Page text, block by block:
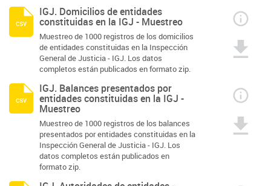
IGJ. Domicilios de entidades
constituidas en la IGJ - Muestreo
Muestreo de 1000 registros de los domicilios
de entidades constituidas en la Inspección
General de Justicia - IGJ. Los datos
completos están publicados en formato zip.
csv
IGJ. Balances presentados por
entidades constituidas en la IGJ -
Muestreo
Muestreo de 1000 registros de los balances
presentados por entidades constituidas en la
Inspección General de Justicia - IGJ. Los
datos completos están publicados en
formato zip.
csv